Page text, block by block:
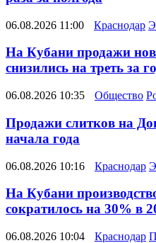
06.08.2026 11:00 Краснодар
На Кубани продажи
снизились на треть за
06.08.2026 10:35 Общество
Продажи слитков на
начала года
06.08.2026 10:16 Краснодар
На Кубани
сократилось на 30% в
06.08.2026 10:04 Краснодар